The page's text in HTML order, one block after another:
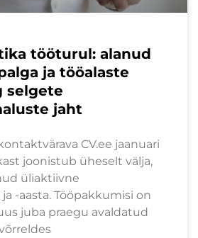
tööturul: alanud
ja tööalaste
selgete
jaht
CV.ee jaanuari
joonistub üheselt välja,
üliaktiivne
-aasta. Tööpakkumisi on
juba praegu avaldatud